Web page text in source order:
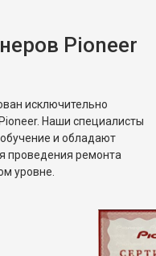
Pioneer
исключительно
Наши специалисты
и обладают
проведения ремонта
уровне.